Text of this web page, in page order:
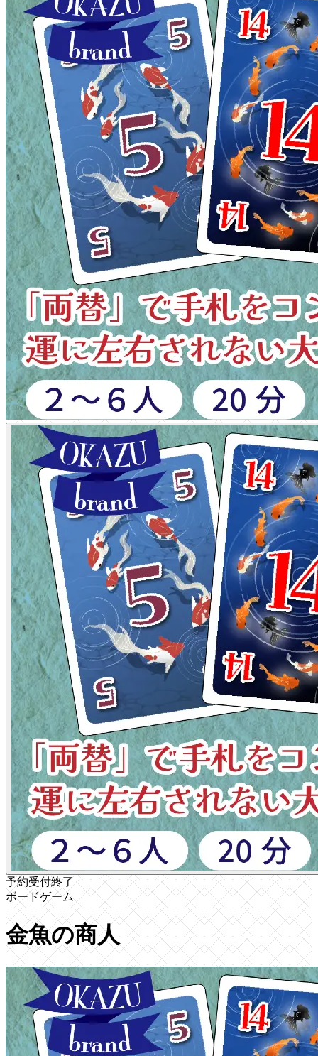
予約受付終了
ボードゲーム
金魚の商人